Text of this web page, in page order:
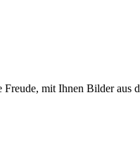
mit Ihnen Bilder aus